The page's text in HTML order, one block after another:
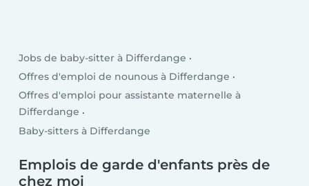
Jobs de baby-sitter à Differdange
Offres d'emploi de nounous à Differdange
Offres d'emploi pour assistante maternelle à
Differdange
Baby-sitters à Differdange
Emplois de garde d'enfants près de
chez moi